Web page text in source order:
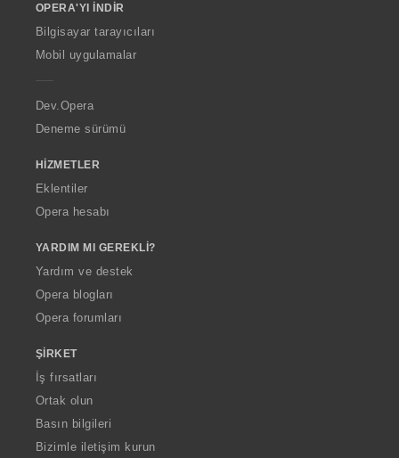
w
O
p
a
OPERA'YI İNDIR
Bilgisayar tarayıcıları
Mobil uygulamalar
Dev.Opera
Deneme sürümü
HIZMETLER
Eklentiler
Opera hesabı
YARDIM MI GEREKLI?
Yardım ve destek
Opera blogları
Opera forumları
ŞIRKET
İş fırsatları
Ortak olun
Basın bilgileri
Bizimle iletişim kurun